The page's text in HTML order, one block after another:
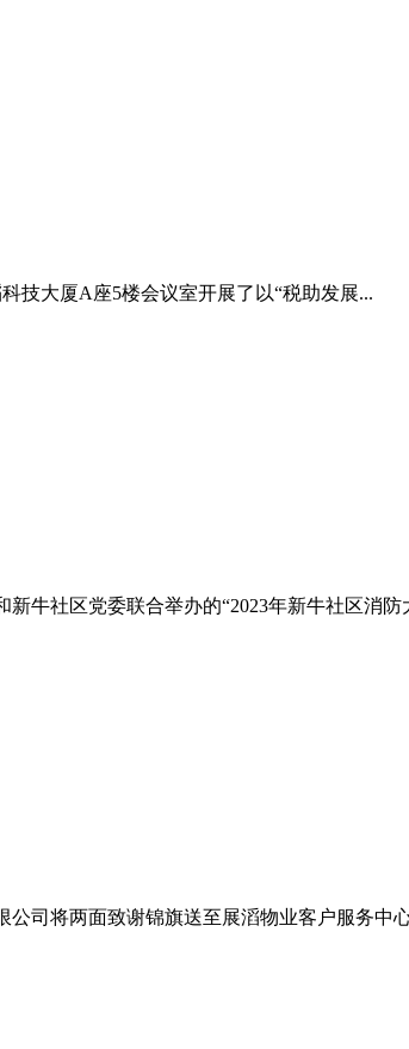
技大厦A座5楼会议室开展了以“税助发展...
牛社区党委联合举办的“2023年新牛社区消
司将两面致谢锦旗送至展滔物业客户服务中